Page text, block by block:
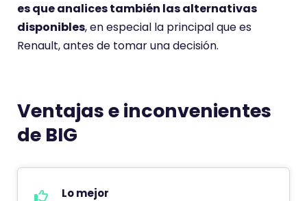
es que analices también las alternativas
disponibles, en especial la principal que es
Renault, antes de tomar una decisión.
Ventajas e inconvenientes
de BIG
Lo mejor